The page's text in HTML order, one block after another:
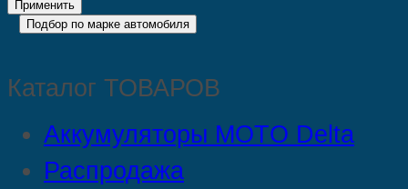
Каталог ТОВАРОВ
Аккумуляторы MOTO Delta
Распродажа